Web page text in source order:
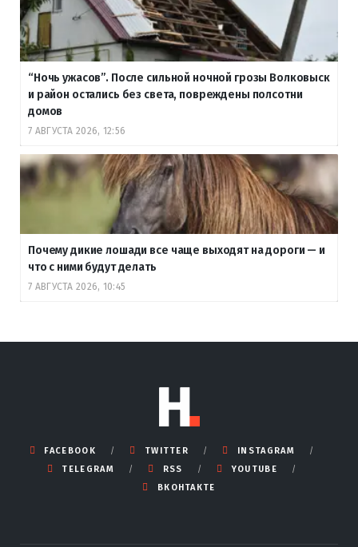
“Ночь ужасов”. После сильной ночной грозы Волковыск
и район остались без света, повреждены полсотни
домов
7 АВГУСТА 2026, 12:56
Почему дикие лошади все чаще выходят на дороги — и
что с ними будут делать
7 АВГУСТА 2026, 10:45
FACEBOOK TWITTER
INSTAGRAM
TELEGRAM
RSS
YOUTUBE
ВКОНТАКТЕ